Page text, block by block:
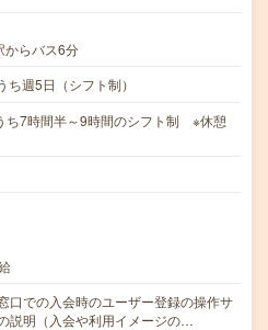
からバス6分
週5日（シフト制）
ち7時間半～9時間のシフト制 ※休憩
口での入会時のユーザー登録の操作サ
説明（入会や利用イメージの…